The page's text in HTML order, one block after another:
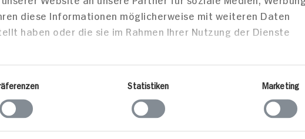
Anzeigen zu personalisieren, Funktionen für soziale Medien
Schoko Mix